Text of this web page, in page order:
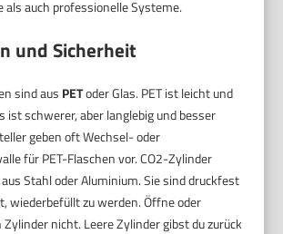
als auch professionelle Systeme.
und Sicherheit
sind aus PEToder Glas. PET ist leicht und
ist schwerer, aber langlebig und besser
geben oft Wechsel- oder
für PET-Flaschen vor. CO2-Zylinder
Stahl oder Aluminium. Sie sind druckfest
wiederbefüllt zu werden. Öffne oder
nicht. Leere Zylinder gibst du zurück